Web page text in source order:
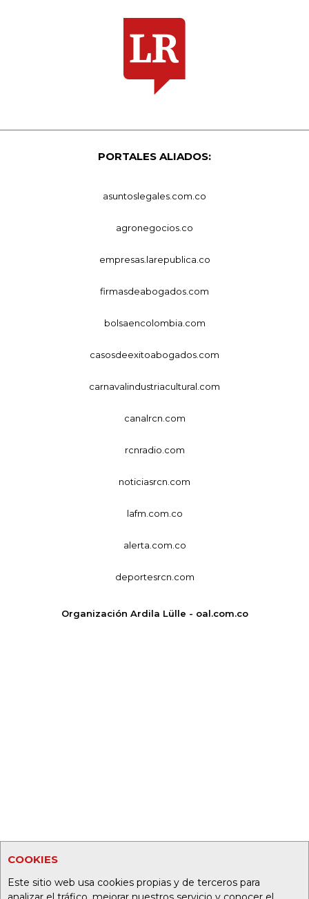
COOKIES
Este sitio web usa cookies propias y de terceros para
PORTALES ALIADOS:
asuntoslegales.com.co
agronegocios.co
empresas.larepublica.co
firmasdeabogados.com
bolsaencolombia.com
casosdeexitoabogados.com
carnavalindustriacultural.com
canalrcn.com
rcnradio.com
noticiasrcn.com
lafm.com.co
alerta.com.co
deportesrcn.com
Organización Ardila Lülle - oal.com.co